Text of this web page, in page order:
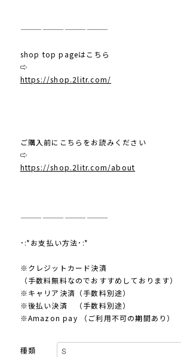
————————————
shop top pageはこちら
⇨
https://shop.2litr.com/
ご購入前にこちらをお読みください
⇨
https://shop.2litr.com/about
————————————
･:*お支払い方法･:*
※クレジットカード決済
（手数料無料なのでおすすめしております）
※キャリア決済（手数料別途）
※後払い決済 （手数料別途）
※Amazon pay （ご利用不可の期間あり）
種類